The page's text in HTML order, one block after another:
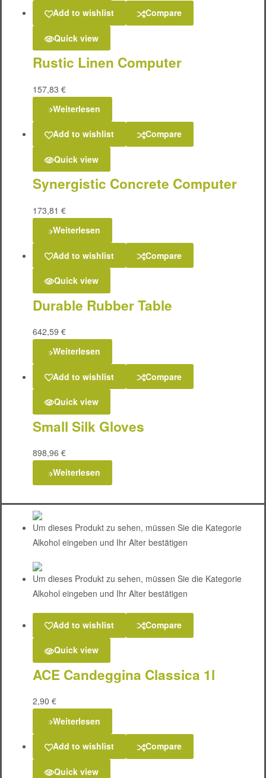
Add to wishlist Compare
Quick view
Rustic Linen Computer
157,83 €
Weiterlesen
Add to wishlist Compare
Quick view
Synergistic Concrete Computer
173,81 €
Weiterlesen
Add to wishlist Compare
Quick view
Durable Rubber Table
642,59 €
Weiterlesen
Add to wishlist Compare
Quick view
Small Silk Gloves
898,96 €
Weiterlesen
Um dieses Produkt zu sehen, müssen Sie die Kategorie
Alkohol eingeben und Ihr Alter bestätigen
Um dieses Produkt zu sehen, müssen Sie die Kategorie
Alkohol eingeben und Ihr Alter bestätigen
Add to wishlist Compare
Quick view
ACE Candeggina Classica 1l
2,90 €
Weiterlesen
Add to wishlist Compare
Quick view